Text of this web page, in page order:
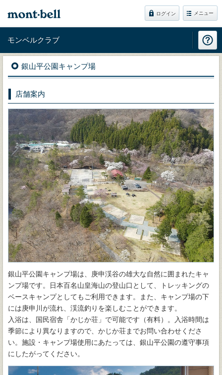
ログイン メニュー
モンベルクラブ
銀山平公園キャンプ場
店舗案内
銀山平公園キャンプ場は、庚申渓谷の雄大な自然に囲まれたキャ
ンプ場です。日本百名山皇海山の登山口として、トレッキングの
ベースキャンプとしてもご利用できます。また、キャンプ場の下
には庚申川が流れ、渓流釣りを楽しむことができます。
入浴は、国民宿舎「かじか荘」で可能です（有料）。入浴時間は
季節により異なりますので、かじか荘までお問い合わせくださ
い。施設・キャンプ場使用にあたっては、銀山平公園の遵守事項
にしたがってください。